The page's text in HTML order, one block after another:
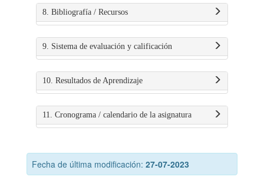
8. Bibliografía / Recursos
9. Sistema de evaluación y calificación
10. Resultados de Aprendizaje
11. Cronograma / calendario de la asignatura
Fecha de última modificación: 27-07-2023